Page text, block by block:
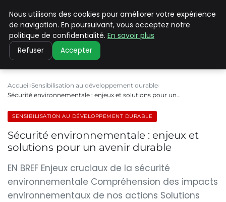
CLIMATE C ADVANCED
Accueil Sensibilisation au développement durable
Sécurité environnementale : enjeux et solutions pour un…
SENSIBILISATION AU DÉVELOPPEMENT DURABLE
Sécurité environnementale : enjeux et
solutions pour un avenir durable
EN BREF Enjeux cruciaux de la sécurité
environnementale Compréhension des impacts
environnementaux de nos actions Solutions
Nous utilisons des cookies pour améliorer votre expérience
de navigation. En poursuivant, vous acceptez notre
politique de confidentialité. En savoir plus
Refuser Accepter